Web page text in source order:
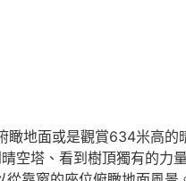
地面或是觀賞634米高的
空塔、看到樹頂獨有的力量